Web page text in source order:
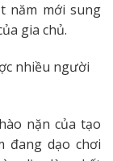
năm mới sung
gia chủ.
nặn của tạo
đang dạo chơi